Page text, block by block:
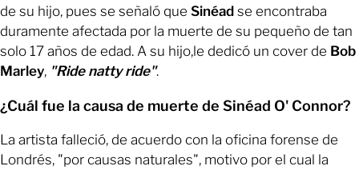
de su hijo, pues se señaló que Sinéad se encontraba
duramente afectada por la muerte de su pequeño de tan
solo 17 años de edad. A su hijo,le dedicó un cover de Bob
Marley, "Ride natty ride".
¿Cuál fue la causa de muerte de Sinéad O' Connor?
La artista falleció, de acuerdo con la oficina forense de
Londrés, "por causas naturales", motivo por el cual la